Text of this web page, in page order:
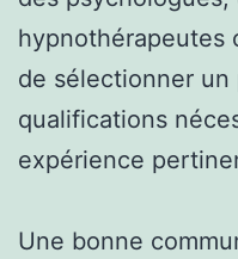
hypnothérapeutes
de sélectionner
qualifications
expérience
Une bonne